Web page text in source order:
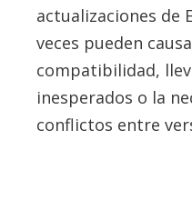
actualizaciones de
veces pueden
compatibilidad,
inesperados o la
conflictos entre